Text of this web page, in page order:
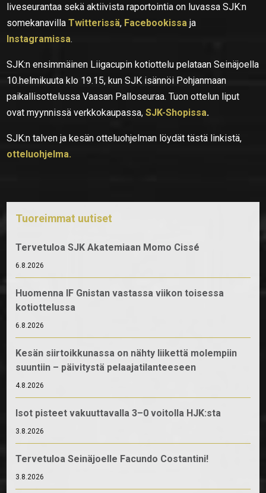
liveseurantaa sekä aktiivista raportointia on luvassa SJK:n
somekanavillaTwitterissä, Facebookissa ja
Instagramissa.
SJK:n ensimmäinen Liigacupin kotiottelu pelataan Seinäjoella
10.helmikuuta klo 19.15, kun SJK isännöi Pohjanmaan
paikallisottelussa Vaasan Palloseuraa. Tuon ottelun liput
ovat myynnissä verkkokaupassa,SJK-Shopissa.
SJK:n talven ja kesän otteluohjelman löydät tästä linkistä,
otteluohjelma.
Tuoreimmat uutiset
Tervetuloa SJK Akatemiaan Momo Cissé
6.8.2026
Huomenna IF Gnistan vastassa viikon toisessa
kotiottelussa
6.8.2026
Kesän siirtoikkunassa on nähty liikettä molempiin
suuntiin – päivitystä pelaajatilanteeseen
4.8.2026
Isot pisteet vakuuttavalla 3–0 voitolla HJK:sta
3.8.2026
Tervetuloa Seinäjoelle Facundo Costantini!
3.8.2026